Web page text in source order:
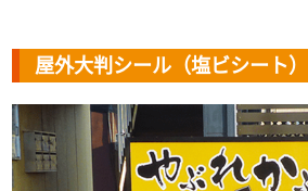
屋外大判シール（塩ビシート